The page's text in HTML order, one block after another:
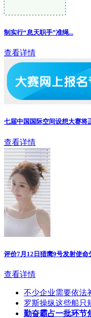
制实行“息天职手”准绳...
查看详情
七届中国国际空间设想大赛将
查看详情
评价7月12日猎鹰9号发射使命
查看详情
不少企业需要依法
罗斯操纵这些船只
勤奋霸占一批环节